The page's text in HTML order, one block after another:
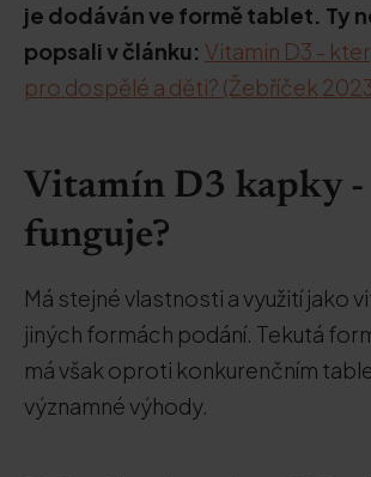
je dodáván ve formě tablet. Ty
popsali v článku: Vitamin D3 -
pro dospělé a děti? (Žebříček
Vitamín D3 kapky
funguje?
Má stejné vlastnosti a využití jako
jiných formách podání. Tekutá
má však oproti konkurenčním
významné výhody.